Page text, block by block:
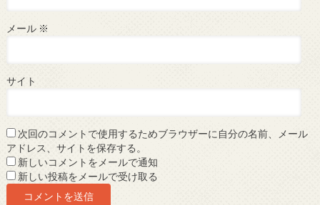
メール ※
サイト
次回のコメントで使用するためブラウザーに自分の名前、メール
アドレス、サイトを保存する。
新しいコメントをメールで通知
新しい投稿をメールで受け取る